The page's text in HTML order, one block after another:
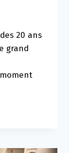
20 ans
grand